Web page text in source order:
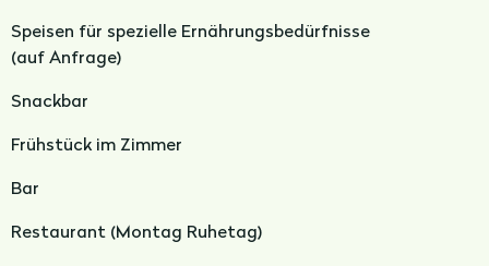
Speisen für spezielle Ernährungsbedürfnisse
(auf Anfrage)
Snackbar
Frühstück im Zimmer
Bar
Restaurant (Montag Ruhetag)